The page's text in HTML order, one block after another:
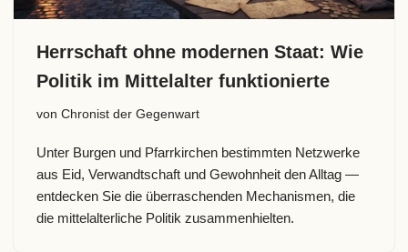
Herrschaft ohne modernen Staat: Wie
Politik im Mittelalter funktionierte
von Chronist der Gegenwart
Unter Burgen und Pfarrkirchen bestimmten Netzwerke
aus Eid, Verwandtschaft und Gewohnheit den Alltag —
entdecken Sie die überraschenden Mechanismen, die
die mittelalterliche Politik zusammenhielten.